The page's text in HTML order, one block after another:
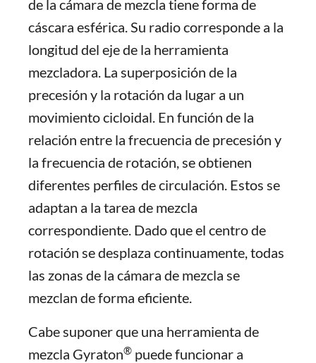
de la cámara de mezcla tiene forma de
cáscara esférica. Su radio corresponde a la
longitud del eje de la herramienta
mezcladora. La superposición de la
precesión y la rotación da lugar a un
movimiento cicloidal. En función de la
relación entre la frecuencia de precesión y
la frecuencia de rotación, se obtienen
diferentes perfiles de circulación. Estos se
adaptan a la tarea de mezcla
correspondiente. Dado que el centro de
rotación se desplaza continuamente, todas
las zonas de la cámara de mezcla se
mezclan de forma eficiente.
Cabe suponer que una herramienta de
mezcla Gyraton® puede funcionar a